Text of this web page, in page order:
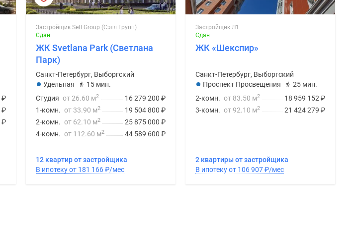
₽
₽
₽
Застройщик Setl Group (Сэтл Групп)
Сдан
ЖК Svetlana Park (Светлана
Парк)
Санкт-Петербург, Выборгский
Удельная
15 мин.
16 279 200 ₽
Студия от 26.60 м2
19 504 800 ₽
1-комн. от 33.90 м2
25 875 000 ₽
2-комн. от 62.10 м2
44 589 600 ₽
4-комн. от 112.60 м2
12 квартир от застройщика
В ипотеку от 181 166₽/мес
Застройщик Л1
Сдан
ЖК «Шекспир»
Санкт-Петербург, Выборгский
Проспект Просвещения
25 мин.
18 959 152₽
2-комн. от 83.50 м2
21 424 279 ₽
3-комн. от 92.10 м2
2 квартиры от застройщика
В ипотеку от 106 907₽/мес